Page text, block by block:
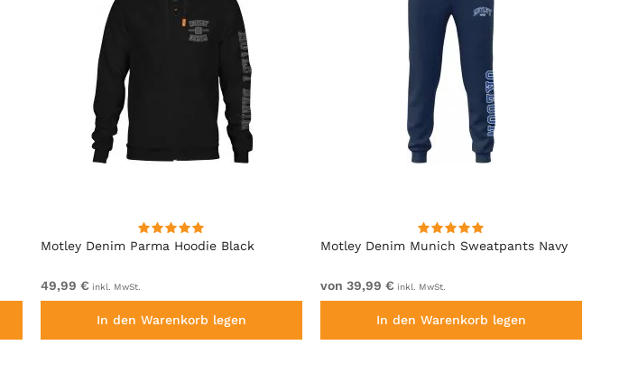
Motley Denim Parma Hoodie Black
49,99 € inkl. MwSt.
In den Warenkorb legen
Motley Denim Munich Sweatpants Navy
von 39,99 € inkl. MwSt.
In den Warenkorb legen